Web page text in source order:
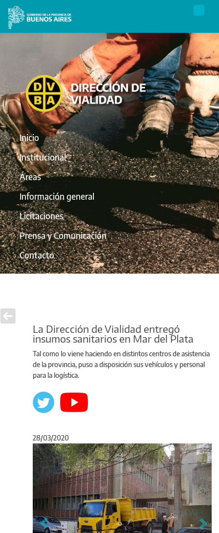
Inicio
Institucional
Áreas
Información general
Licitaciones
Prensa y Comunicación
Contacto
La Dirección de Vialidad entregó
insumos sanitarios en Mar del Plata
Tal como lo viene haciendo en distintos centros de asistencia
de la provincia, puso a disposición sus vehículos y personal
para la logística.
28/03/2020
Anterior